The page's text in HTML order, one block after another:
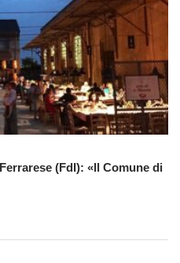
(FdI): «Il Comune di